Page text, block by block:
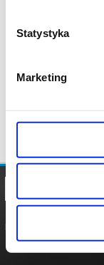
Statystyka
Marketing